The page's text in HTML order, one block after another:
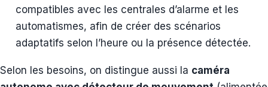
compatibles avec les centrales d’alarme et les
automatismes, afin de créer des scénarios
adaptatifs selon l’heure ou la présence détectée.
Selon les besoins, on distingue aussi la caméra